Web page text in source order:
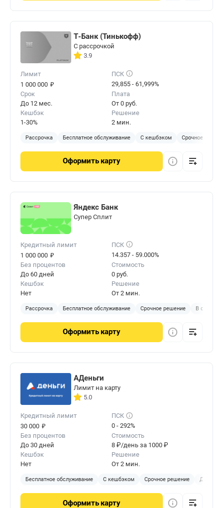
Т-Банк (Тинькофф)
С рассрочкой
3.9
Лимит
1 000 000 ₽
ПСК
29,855 - 61,999%
Срок
До 12 мес.
Плата
От 0 руб.
Кешбэк
1-30%
Решение
2 мин.
Рассрочка Бесплатное обслуживание С кешбэком Срочное
Оформить карту
Яндекс Банк
Cупер Сплит
Кредитный лимит
1 000 000 ₽
ПСК
14.357 - 59.000%
Без процентов
До 60 дней
Стоимость
0 руб.
Кешбэк
Нет
Решение
От 2 мин.
Рассрочка Бесплатное обслуживание Срочное решение В
Оформить карту
АДеньги
Лимит на карту
5.0
Кредитный лимит
30 000 ₽
ПСК
0 - 292%
Без процентов
До 30 дней
Стоимость
8 ₽/день за 1000 ₽
Кешбэк
Нет
Решение
От 2 мин.
Бесплатное обслуживание С кешбэком Срочное решение
Оформить карту